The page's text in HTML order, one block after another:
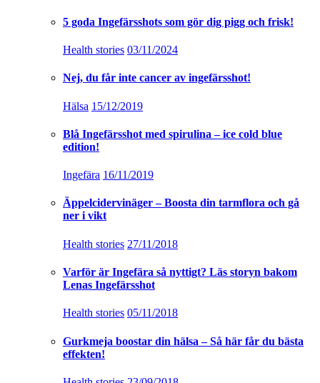
5 goda Ingefärsshots som gör dig pigg och frisk!
Health stories 03/11/2024
Nej, du får inte cancer av ingefärsshot!
Hälsa 15/12/2019
Blå Ingefärsshot med spirulina – ice cold blue
edition!
Ingefära 16/11/2019
Äppelcidervinäger – Boosta din tarmflora och gå
ner i vikt
Health stories 27/11/2018
Varför är Ingefära så nyttigt? Läs storyn bakom
Lenas Ingefärsshot
Health stories 05/11/2018
Gurkmeja boostar din hälsa – Så här får du bästa
effekten!